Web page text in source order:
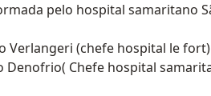
pelo hospital samaritano
Verlangeri (chefe hospital le
Denofrio( Chefe hospital